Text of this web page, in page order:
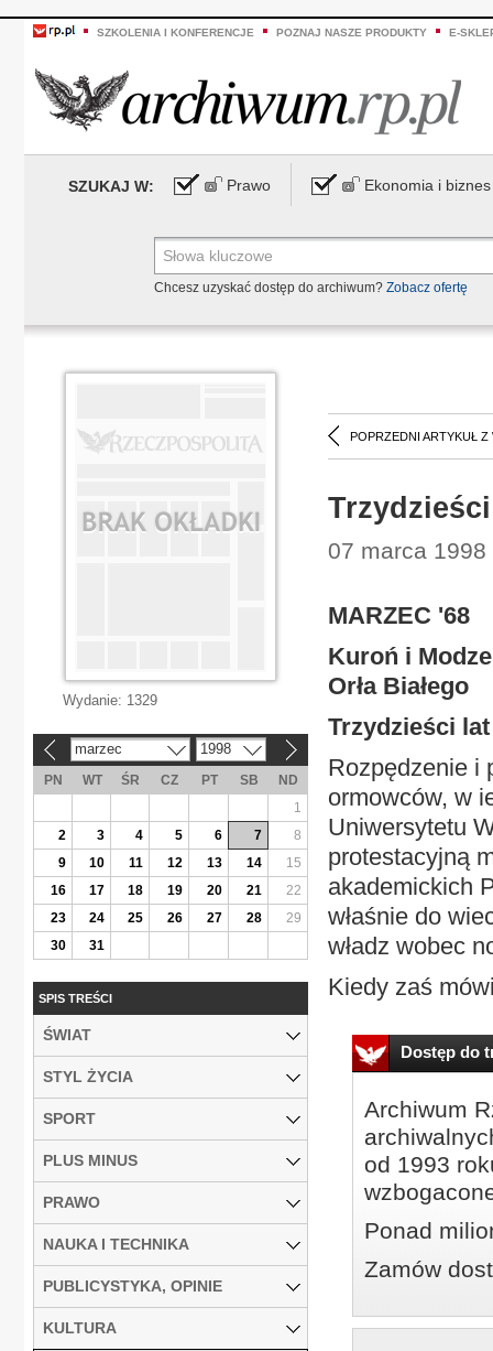
SZKOLENIA I KONFERENCJE POZNAJ NASZE PRODUKTY E-
SZUKAJ W: Prawo Ekonomia i biznes
Chcesz uzyskać dostęp do archiwum? Zobacz ofertę
POPRZEDNI ARTYKUŁ Z
07 marca 1998
MARZEC '68
Kuroń i
Orła Białego
Trzydzieści
Rozpędzenie i
ormowców, w
Uniwersytetu
protestacyjną
akademickich
właśnie do
władz wobec
Kiedy zaś
Dostęp do
Archiwum
od 1993
Ponad
Zamów
Wydanie: 1329
marzec 1998
PN WT ŚR CZ PT SB
ND
1
2
3 4 5 6 7
8
9
10 11 12 13 14
15
16
17 18 19 20 21
22
23
24 25 26 27 28
29
30
31
SPIS TREŚCI
ŚWIAT
STYL ŻYCIA
SPORT
PLUS MINUS
PRAWO
NAUKA I TECHNIKA
PUBLICYSTYKA, OPINIE
KULTURA